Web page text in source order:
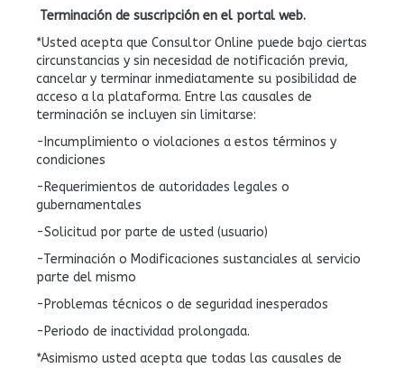
Terminación de suscripción en el portal web.
*Usted acepta que Consultor Online puede bajo ciertas
circunstancias y sin necesidad de notificación previa,
cancelar y terminar inmediatamente su posibilidad de
acceso a la plataforma. Entre las causales de
terminación se incluyen sin limitarse:
-Incumplimiento o violaciones a estos términos y
condiciones
-Requerimientos de autoridades legales o
gubernamentales
-Solicitud por parte de usted (usuario)
-Terminación o Modificaciones sustanciales al servicio
parte del mismo
-Problemas técnicos o de seguridad inesperados
-Periodo de inactividad prolongada.
*Asimismo usted acepta que todas las causales de